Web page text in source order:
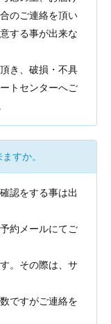
のご連絡を頂い
する事が出来な
き、破損・不具
トセンターへご
すか。
認をする事は出
約メールにてご
。その際は、サ
ですがご連絡を